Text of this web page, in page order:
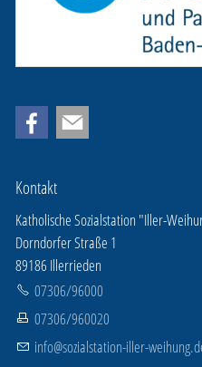
Kontakt
Katholische Sozialstation "Iller-
Dorndorfer Straße 1
89186 Illerrieden
07306/96000
07306/960020
info@sozialstation-iller-